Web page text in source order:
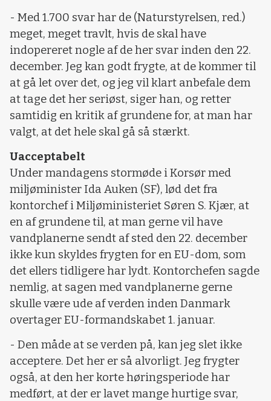
- Med 1.700 svar har de (Naturstyrelsen, red.)
meget, meget travlt, hvis de skal have
indopereret nogle af de her svar inden den 22.
december. Jeg kan godt frygte, at de kommer til
at gå let over det, og jeg vil klart anbefale dem
at tage det her seriøst, siger han, og retter
samtidig en kritik af grundene for, at man har
valgt, at det hele skal gå så stærkt.
Uacceptabelt
Under mandagens stormøde i Korsør med
miljøminister Ida Auken (SF), lød det fra
kontorchef i Miljøministeriet Søren S. Kjær, at
en af grundene til, at man gerne vil have
vandplanerne sendt af sted den 22. december
ikke kun skyldes frygten for en EU-dom, som
det ellers tidligere har lydt. Kontorchefen sagde
nemlig, at sagen med vandplanerne gerne
skulle være ude af verden inden Danmark
overtager EU-formandskabet 1. januar.
- Den måde at se verden på, kan jeg slet ikke
acceptere. Det her er så alvorligt. Jeg frygter
også, at den her korte høringsperiode har
medført, at der er lavet mange hurtige svar,